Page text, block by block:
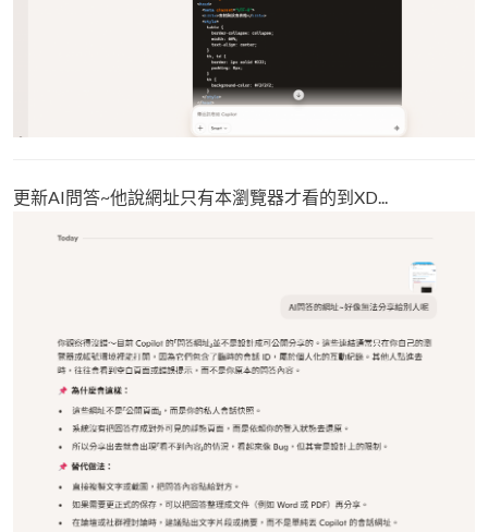
更新AI問答~他說網址只有本瀏覽器才看的到XD...